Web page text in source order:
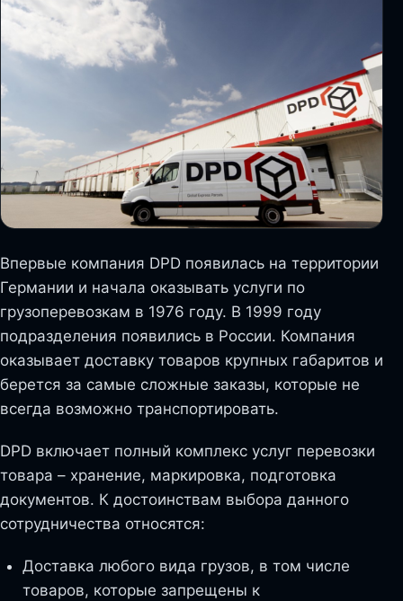
Впервые компания DPD появилась на территории
Германии и начала оказывать услуги по
грузоперевозкам в 1976 году. В 1999 году
подразделения появились в России. Компания
оказывает доставку товаров крупных габаритов и
берется за самые сложные заказы, которые не
всегда возможно транспортировать.
DPD включает полный комплекс услуг перевозки
товара – хранение, маркировка, подготовка
документов. К достоинствам выбора данного
сотрудничества относятся:
Доставка любого вида грузов, в том числе
товаров, которые запрещены к